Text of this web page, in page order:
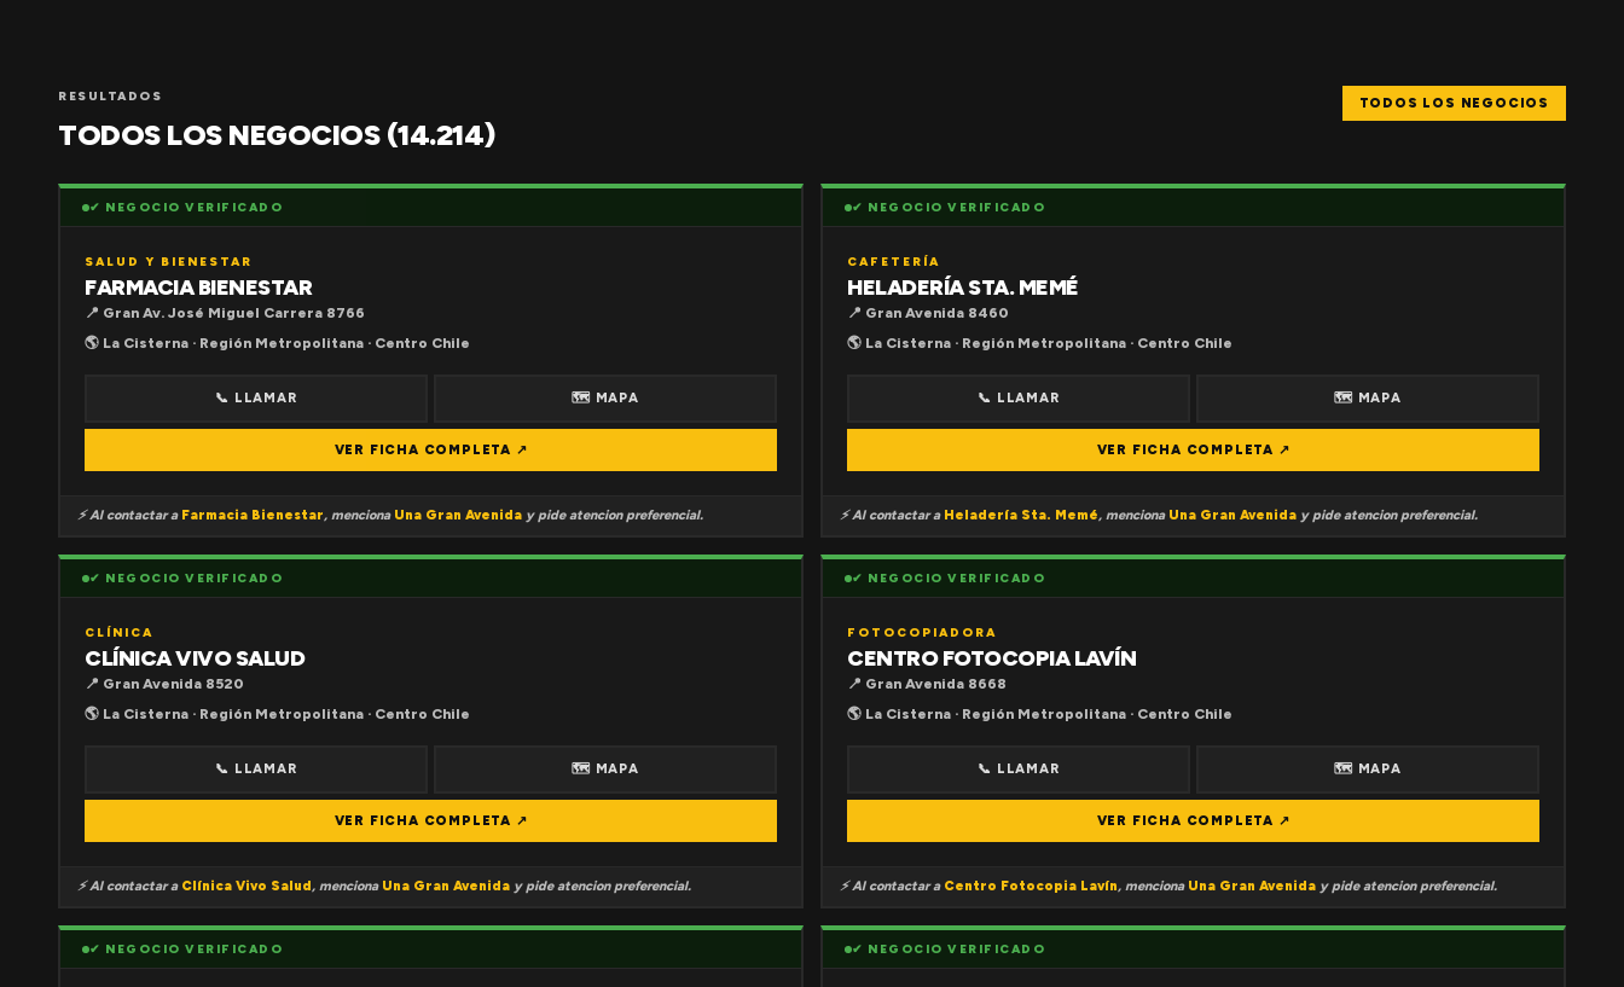
RESULTADOS
TODOS LOS NEGOCIOS (14.214)
TODOS LOS NEGOCIOS
✔ NEGOCIO VERIFICADO
SALUD Y BIENESTAR
FARMACIA BIENESTAR
📍 Gran Av. José Miguel Carrera 8766
🌎 La Cisterna · Región Metropolitana · Centro Chile
📞 LLAMAR 🗺 MAPA
VER FICHA COMPLETA ↗
⚡ Al contactar a Farmacia Bienestar, menciona Una Gran Avenida y pide atencion preferencial.
✔ NEGOCIO VERIFICADO
CAFETERÍA
HELADERÍA STA. MEMÉ
📍 Gran Avenida 8460
🌎 La Cisterna · Región Metropolitana · Centro Chile
📞 LLAMAR 🗺 MAPA
VER FICHA COMPLETA ↗
⚡ Al contactar a Heladería Sta. Memé, menciona Una Gran Avenida y pide atencion preferencial.
✔ NEGOCIO VERIFICADO
CLÍNICA
CLÍNICA VIVO SALUD
📍 Gran Avenida 8520
🌎 La Cisterna · Región Metropolitana · Centro Chile
📞 LLAMAR 🗺 MAPA
VER FICHA COMPLETA ↗
⚡ Al contactar a Clínica Vivo Salud, menciona Una Gran Avenida y pide atencion preferencial.
✔ NEGOCIO VERIFICADO
FOTOCOPIADORA
CENTRO FOTOCOPIA LAVÍN
📍 Gran Avenida 8668
🌎 La Cisterna · Región Metropolitana · Centro Chile
📞 LLAMAR 🗺 MAPA
VER FICHA COMPLETA ↗
⚡ Al contactar a Centro Fotocopia Lavín, menciona Una Gran Avenida y pide atencion preferencial.
✔ NEGOCIO VERIFICADO ✔ NEGOCIO VERIFICADO